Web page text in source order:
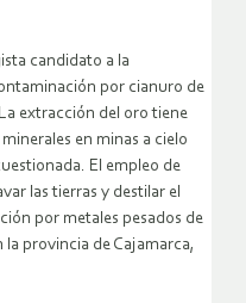
candidato a la
por cianuro de
extracción del oro tiene
en minas a cielo
El empleo de
las tierras y destilar el
por metales pesados de
la provincia de Cajamarca,